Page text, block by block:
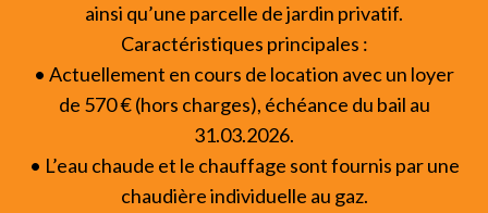
ainsi qu’une parcelle de jardin privatif.
Caractéristiques principales :
• Actuellement en cours de location avec un loyer
de 570 € (hors charges), échéance du bail au
31.03.2026.
• L’eau chaude et le chauffage sont fournis par une
chaudière individuelle au gaz.